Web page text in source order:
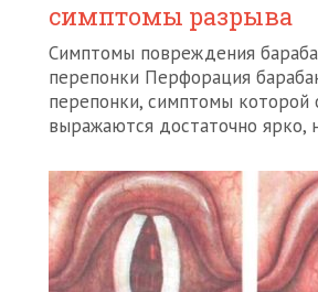
симптомы разрыва
Симптомы повреждения
перепонки Перфорация
перепонки, симптомы которой
выражаются достаточно ярко,